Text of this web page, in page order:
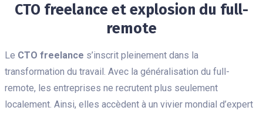
CTO freelance et explosion du full-
remote
Le CTO freelance s’inscrit pleinement dans la
transformation du travail. Avec la généralisation du full-
remote, les entreprises ne recrutent plus seulement
localement. Ainsi, elles accèdent à un vivier mondial d’expert